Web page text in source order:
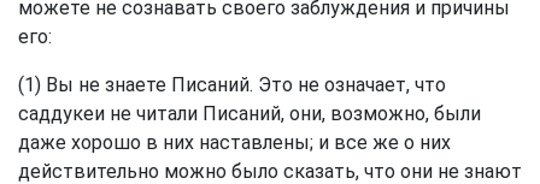
можете не сознавать своего заблуждения и причины
его:
(1) Вы не знаете Писаний. Это не означает, что
саддукеи не читали Писаний, они, возможно, были
даже хорошо в них наставлены; и все же о них
действительно можно было сказать, что они не знают